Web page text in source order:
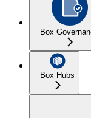
Box
Box Hubs